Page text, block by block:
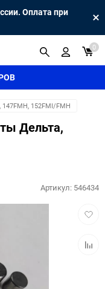
Оплата при
0
152FMI/FMH
Дельта,
Артикул: 546434